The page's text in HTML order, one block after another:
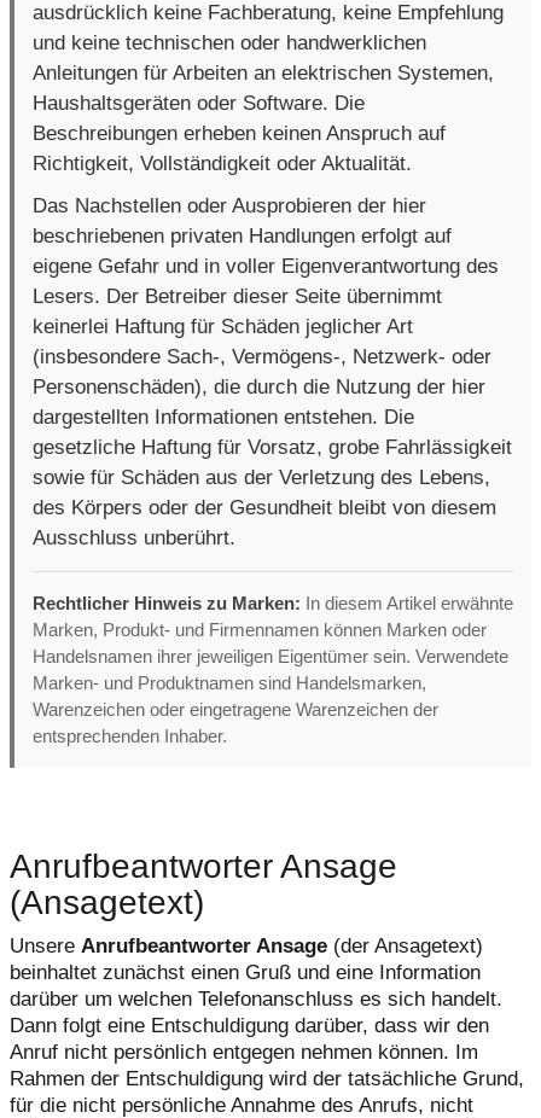
ausdrücklich keine Fachberatung, keine Empfehlung
und keine technischen oder handwerklichen
Anleitungen für Arbeiten an elektrischen Systemen,
Haushaltsgeräten oder Software. Die
Beschreibungen erheben keinen Anspruch auf
Richtigkeit, Vollständigkeit oder Aktualität.
Das Nachstellen oder Ausprobieren der hier
beschriebenen privaten Handlungen erfolgt auf
eigene Gefahr und in voller Eigenverantwortung des
Lesers. Der Betreiber dieser Seite übernimmt
keinerlei Haftung für Schäden jeglicher Art
(insbesondere Sach-, Vermögens-, Netzwerk- oder
Personenschäden), die durch die Nutzung der hier
dargestellten Informationen entstehen. Die
gesetzliche Haftung für Vorsatz, grobe Fahrlässigkeit
sowie für Schäden aus der Verletzung des Lebens,
des Körpers oder der Gesundheit bleibt von diesem
Ausschluss unberührt.
Rechtlicher Hinweis zu Marken: In diesem Artikel erwähnte
Marken, Produkt- und Firmennamen können Marken oder
Handelsnamen ihrer jeweiligen Eigentümer sein. Verwendete
Marken- und Produktnamen sind Handelsmarken,
Warenzeichen oder eingetragene Warenzeichen der
entsprechenden Inhaber.
Anrufbeantworter Ansage
(Ansagetext)
Unsere Anrufbeantworter Ansage (der Ansagetext)
beinhaltet zunächst einen Gruß und eine Information
darüber um welchen Telefonanschluss es sich handelt.
Dann folgt eine Entschuldigung darüber, dass wir den
Anruf nicht persönlich entgegen nehmen können. Im
Rahmen der Entschuldigung wird der tatsächliche Grund,
für die nicht persönliche Annahme des Anrufs, nicht